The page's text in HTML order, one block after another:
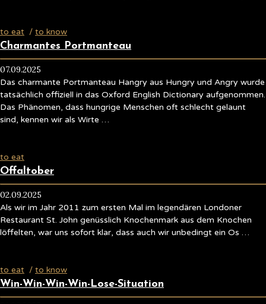
to eat / to know
Charmantes Portmanteau
07.09.2025
Das charmante Portmanteau Hangry aus Hungry und Angry wurde
tatsächlich offiziell in das Oxford English Dictionary aufgenommen.
Das Phänomen, dass hungrige Menschen oft schlecht gelaunt
sind, kennen wir als Wirte …
to eat
Offaltober
02.09.2025
Als wir im Jahr 2011 zum ersten Mal im legendären Londoner
Restaurant St. John genüsslich Knochenmark aus dem Knochen
löffelten, war uns sofort klar, dass auch wir unbedingt ein Os …
to eat / to know
Win-Win-Win-Win-Lose-Situation